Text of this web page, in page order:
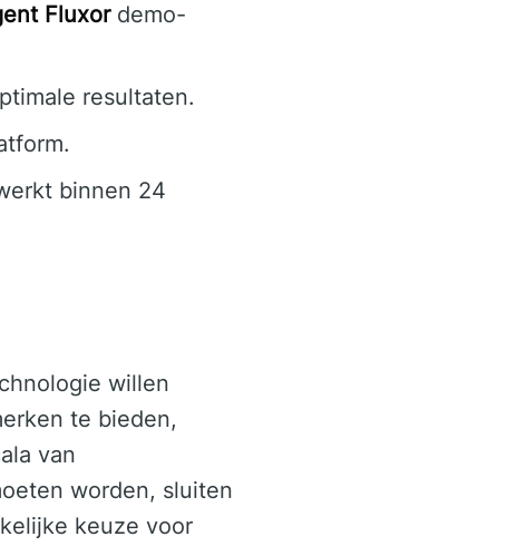
Fluxordemo-
resultaten.
binnen 24
willen
te bieden,
van
worden, sluiten
keuze voor